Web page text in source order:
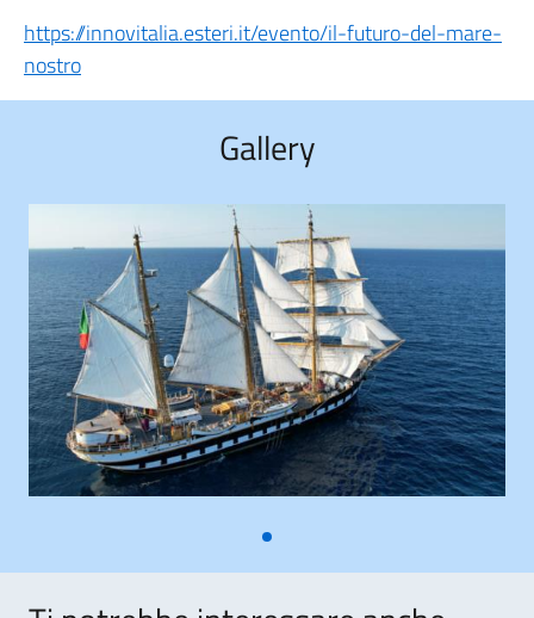
https://innovitalia.esteri.it/evento/il-futuro-del-mare-
nostro
Gallery